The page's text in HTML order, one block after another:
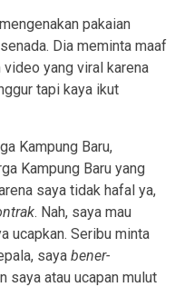
pakaian
Dia meminta maaf
yang viral karena
tapi kaya ikut
Kampung Baru,
Kampung Baru yang
saya tidak hafal ya,
. Nah, saya mau
ucapkan. Seribu minta
saya bener-
saya atau ucapan mulut